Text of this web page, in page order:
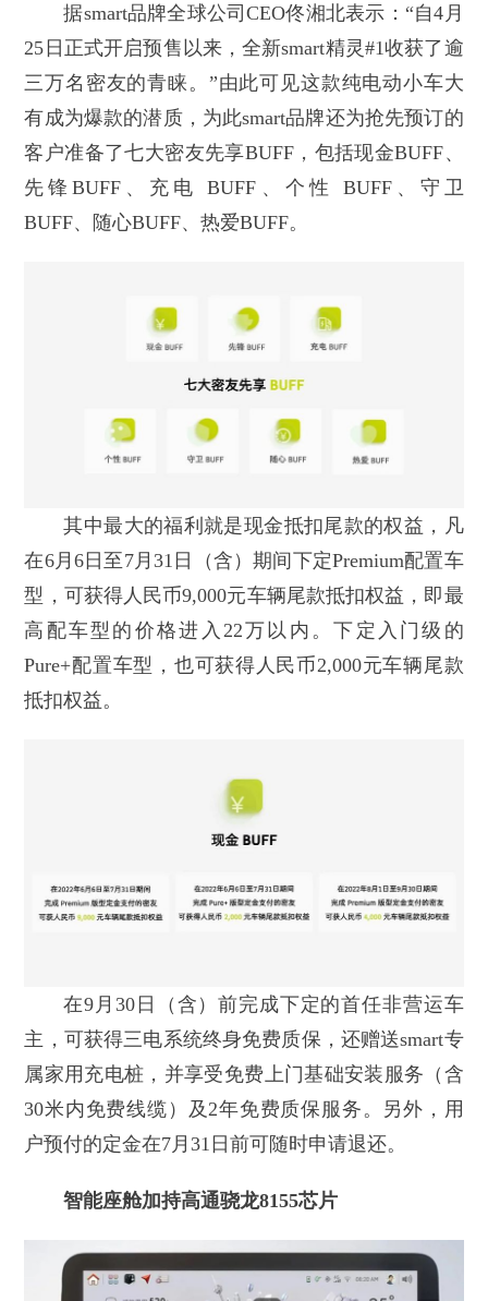
据smart品牌全球公司CEO佟湘北表示：“自4月
25日正式开启预售以来，全新smart精灵#1收获了逾
三万名密友的青睐。”由此可见这款纯电动小车大
有成为爆款的潜质，为此smart品牌还为抢先预订的
客户准备了七大密友先享BUFF，包括现金BUFF、
先锋BUFF、充电 BUFF、个性 BUFF、守卫
BUFF、随心BUFF、热爱BUFF。
其中最大的福利就是现金抵扣尾款的权益，凡
在6月6日至7月31日（含）期间下定Premium配置车
型，可获得人民币9,000元车辆尾款抵扣权益，即最
高配车型的价格进入22万以内。下定入门级的
Pure+配置车型，也可获得人民币2,000元车辆尾款
抵扣权益。
在9月30日（含）前完成下定的首任非营运车
主，可获得三电系统终身免费质保，还赠送smart专
属家用充电桩，并享受免费上门基础安装服务（含
30米内免费线缆）及2年免费质保服务。另外，用
户预付的定金在7月31日前可随时申请退还。
智能座舱加持高通骁龙8155芯片